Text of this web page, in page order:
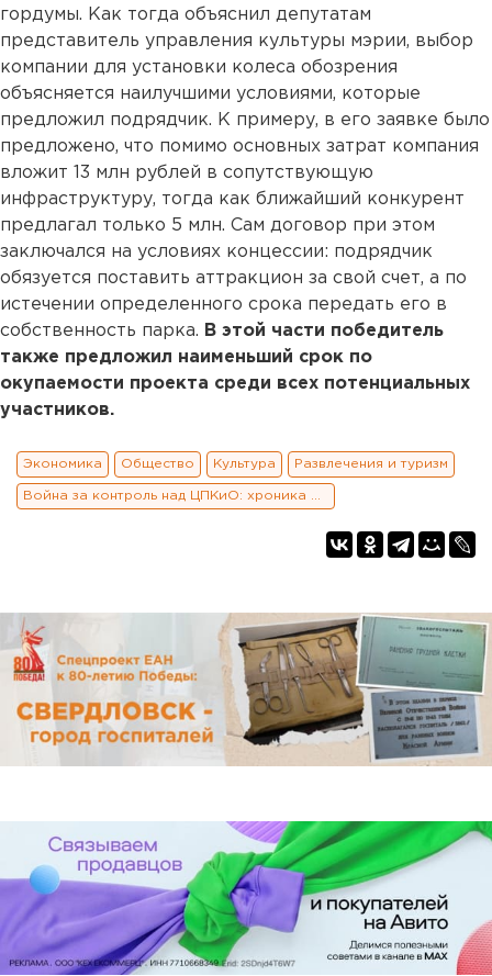
гордумы. Как тогда объяснил депутатам
представитель управления культуры мэрии, выбор
компании для установки колеса обозрения
объясняется наилучшими условиями, которые
предложил подрядчик. К примеру, в его заявке было
предложено, что помимо основных затрат компания
вложит 13 млн рублей в сопутствующую
инфраструктуру, тогда как ближайший конкурент
предлагал только 5 млн. Сам договор при этом
заключался на условиях концессии: подрядчик
обязуется поставить аттракцион за свой счет, а по
истечении определенного срока передать его в
собственность парка. В этой части победитель
также предложил наименьший срок по
окупаемости проекта среди всех потенциальных
участников.
Экономика Общество Культура Развлечения и туризм